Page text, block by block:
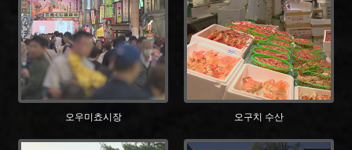
오우미쵸시장 오구치 수산